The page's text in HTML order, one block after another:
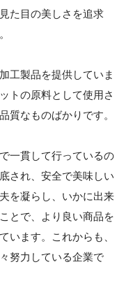
た目の美しさを追求
工製品を提供していま
トの原料として使用さ
質なものばかりです。
一貫して行っているの
され、安全で美味しい
を凝らし、いかに出来
とで、より良い商品を
います。これからも、
努力している企業で